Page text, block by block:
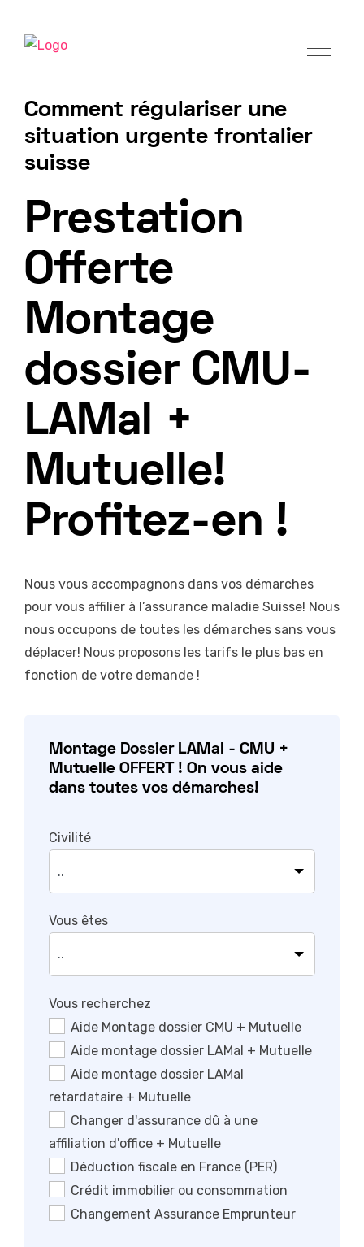
Comment régulariser une
situation urgente frontalier
suisse
Demander un accompagnement
Prestation
Offerte
Montage
dossier CMU-
LAMal +
Mutuelle!
Profitez-en !
Nous vous accompagnons dans vos démarches
pour vous affilier à l’assurance maladie Suisse! Nous
nous occupons de toutes les démarches sans vous
déplacer! Nous proposons les tarifs le plus bas en
fonction de votre demande !
Montage Dossier LAMal - CMU +
Mutuelle OFFERT ! On vous aide
dans toutes vos démarches!
Civilité
Vous êtes
Vous recherchez
Aide Montage dossier CMU + Mutuelle
Aide montage dossier LAMal + Mutuelle
Aide montage dossier LAMal
retardataire + Mutuelle
Changer d'assurance dû à une
affiliation d'office + Mutuelle
Déduction fiscale en France (PER)
Crédit immobilier ou consommation
Changement Assurance Emprunteur